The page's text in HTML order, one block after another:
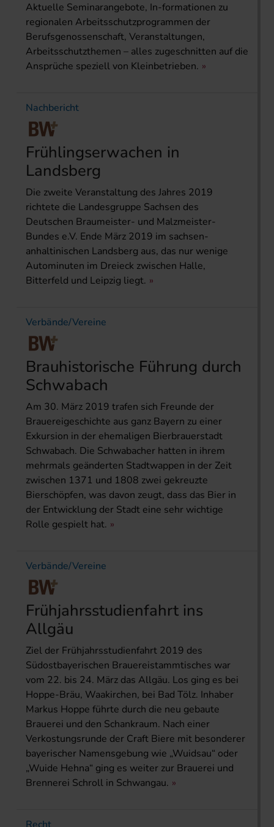
Aktuelle Seminarangebote, In-formationen zu
regionalen Arbeitsschutzprogrammen der
Berufsgenossenschaft, Veranstaltungen,
Arbeitsschutzthemen – alles zugeschnitten auf die
Ansprüche speziell von Kleinbetrieben.
Nachbericht
Frühlingserwachen in
Landsberg
Die zweite Veranstaltung des Jahres 2019
richtete die Landesgruppe Sachsen des
Deutschen Braumeister- und Malzmeister-
Bundes e.V. Ende März 2019 im sachsen-
anhaltinischen Landsberg aus, das nur wenige
Autominuten im Dreieck zwischen Halle,
Bitterfeld und Leipzig liegt.
Verbände/Vereine
Brauhistorische Führung durch
Schwabach
Am 30. März 2019 trafen sich Freunde der
Brauereigeschichte aus ganz Bayern zu einer
Exkursion in der ehemaligen Bierbrauerstadt
Schwabach. Die Schwabacher hatten in ihrem
mehrmals geänderten Stadtwappen in der Zeit
zwischen 1371 und 1808 zwei gekreuzte
Bierschöpfen, was davon zeugt, dass das Bier in
der Entwicklung der Stadt eine sehr wichtige
Rolle gespielt hat.
Verbände/Vereine
Frühjahrsstudienfahrt ins
Allgäu
Ziel der Frühjahrsstudienfahrt 2019 des
Südostbayerischen Brauereistammtisches war
vom 22. bis 24. März das Allgäu. Los ging es bei
Hoppe-Bräu, Waakirchen, bei Bad Tölz. Inhaber
Markus Hoppe führte durch die neu gebaute
Brauerei und den Schankraum. Nach einer
Verkostungsrunde der Craft Biere mit besonderer
bayerischer Namensgebung wie „Wuidsau“ oder
„Wuide Hehna“ ging es weiter zur Brauerei und
Brennerei Schroll in Schwangau.